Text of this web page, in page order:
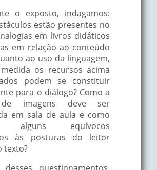
o exposto, indagamos:
estão presentes no
em livros didáticos
em relação ao conteúdo
ao uso da linguagem,
os recursos acima
podem se constituir
para o diálogo? Como a
imagens deve ser
em sala de aula e como
alguns equívocos
às posturas do leitor
texto?